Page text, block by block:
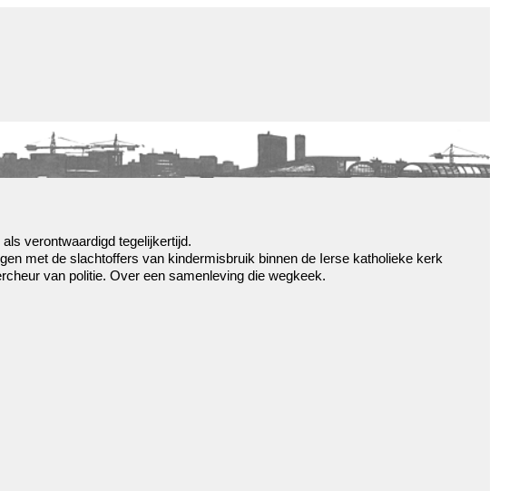
contact
nieuwsbrief
als verontwaardigd tegelijkertijd.
met de slachtoffers van kindermisbruik binnen de Ierse katholieke kerk
van politie. Over een samenleving die wegkeek.